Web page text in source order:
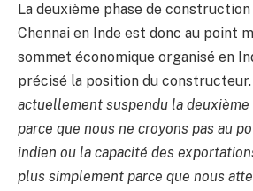
La deuxième phase de construction
Chennai en Inde est donc au point
sommet économique organisé en
précisé la position du constructeur.
actuellement suspendu la deuxième
parce que nous ne croyons pas au
indien ou la capacité des
plus simplement parce que nous